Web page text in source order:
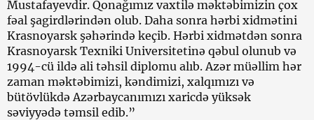
Mustafayevdir. Qonağımız vaxtilə məktəbimizin çox
fəal şagirdlərindən olub. Daha sonra hərbi xidmətini
Krasnoyarsk şəhərində keçib. Hərbi xidmətdən sonra
Krasnoyarsk Texniki Universitetinə qəbul olunub və
1994-cü ildə ali təhsil diplomu alıb. Azər müəllim hər
zaman məktəbimizi, kəndimizi, xalqımızı və
bütövlükdə Azərbaycanımızı xaricdə yüksək
səviyyədə təmsil edib.”